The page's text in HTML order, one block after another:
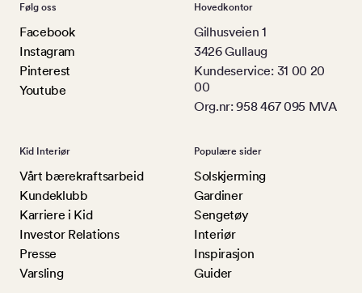
Følg oss
Facebook
Instagram
Pinterest
Youtube
Hovedkontor
Gilhusveien 1
3426 Gullaug
Kundeservice: 31 00 20
00
Org.nr: 958 467 095 MVA
Kid Interiør
Vårt bærekraftsarbeid
Kundeklubb
Karriere i Kid
Investor Relations
Presse
Varsling
Populære sider
Solskjerming
Gardiner
Sengetøy
Interiør
Inspirasjon
Guider